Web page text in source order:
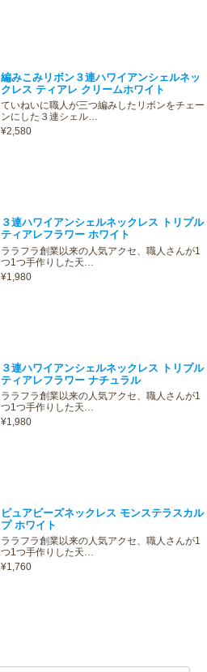
編みこみリボン３連ハワイアンシェルネッ
クレス ティアレ クリームホワイト
ていねいに職人が三つ編みしたリボンをチェー
ンにした３連シェル…
¥2,580
３連ハワイアンシェルネックレス トリプル
ティアレフラワー ホワイト
ララフラ創業以来の人気アクセ、職人さんが1
つ1つ手作りした天…
¥1,980
３連ハワイアンシェルネックレス トリプル
ティアレフラワー ナチュラル
ララフラ創業以来の人気アクセ、職人さんが1
つ1つ手作りした天…
¥1,980
ピュアビーズネックレス モンステラスカル
プ ホワイト
ララフラ創業以来の人気アクセ、職人さんが1
つ1つ手作りした天…
¥1,760